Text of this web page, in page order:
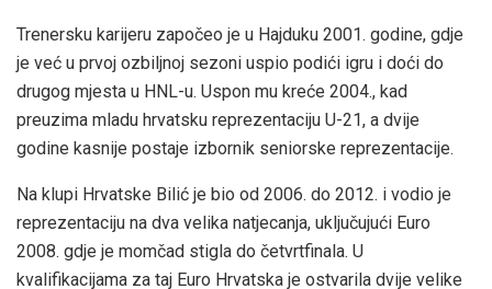
Trenersku karijeru započeo je u Hajduku 2001. godine, gdje
je već u prvoj ozbiljnoj sezoni uspio podići igru i doći do
drugog mjesta u HNL-u. Uspon mu kreće 2004., kad
preuzima mladu hrvatsku reprezentaciju U-21, a dvije
godine kasnije postaje izbornik seniorske reprezentacije.
Na klupi Hrvatske Bilić je bio od 2006. do 2012. i vodio je
reprezentaciju na dva velika natjecanja, uključujući Euro
2008. gdje je momčad stigla do četvrtfinala. U
kvalifikacijama za taj Euro Hrvatska je ostvarila dvije velike